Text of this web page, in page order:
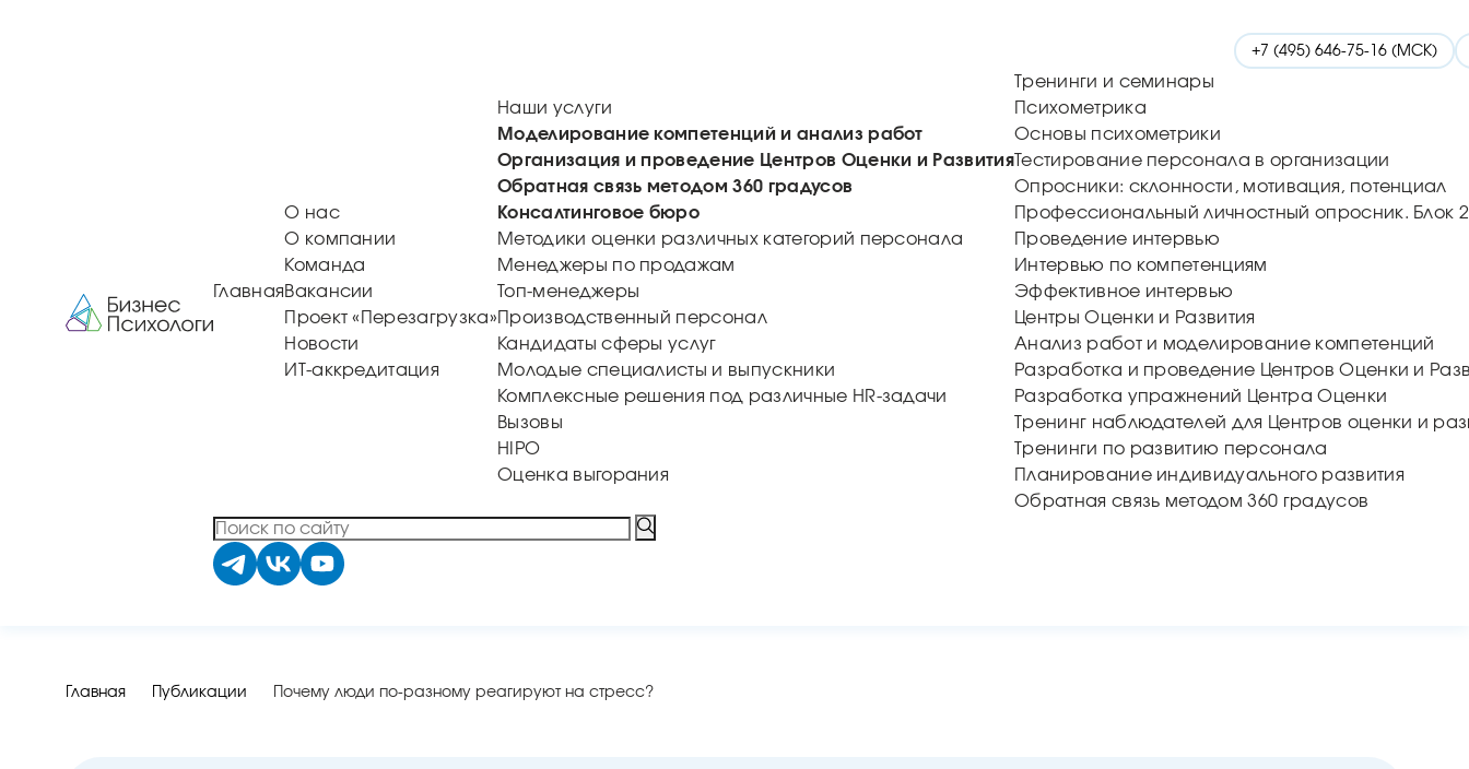
+7 (495) 646-75-16 (МСК)
Главная
О нас
О компании
Команда
Вакансии
Проект «Перезагрузка»
Новости
ИТ-аккредитация
Наши услуги
Моделирование компетенций и анализ работ
Организация и проведение Центров Оценки и Развития
Обратная связь методом 360 градусов
Консалтинговое бюро
Методики оценки различных категорий персонала
Менеджеры по продажам
Топ-менеджеры
Производственный персонал
Кандидаты сферы услуг
Молодые специалисты и выпускники
Комплексные решения под различные HR-задачи
Вызовы
HIPO
Оценка выгорания
Тренинги и семинары
Психометрика
Основы психометрики
Тестирование персонала в организации
Опросники: склонности, мотивация, потенциал
Профессиональный личностный опросник. Блок
Проведение интервью
Интервью по компетенциям
Эффективное интервью
Центры Оценки и Развития
Анализ работ и моделирование компетенций
Разработка и проведение Центров Оценки и
Разработка упражнений Центра Оценки
Тренинг наблюдателей для Центров оценки и
Тренинги по развитию персонала
Планирование индивидуального развития
Обратная связь методом 360 градусов
Главная Публикации Почему люди по-разному реагируют на стресс?